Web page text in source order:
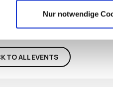
Nur notwendige
TO ALL EVENTS